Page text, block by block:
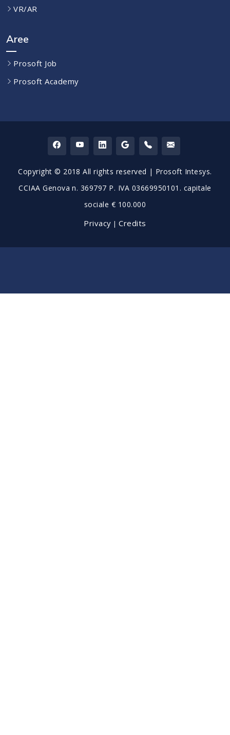
VR/AR
Aree
Prosoft Job
Prosoft Academy
Copyright © 2018 All rights reserved | Prosoft Intesys.
CCIAA Genova n. 369797 P. IVA 03669950101. capitale
sociale € 100.000
Privacy |Credits